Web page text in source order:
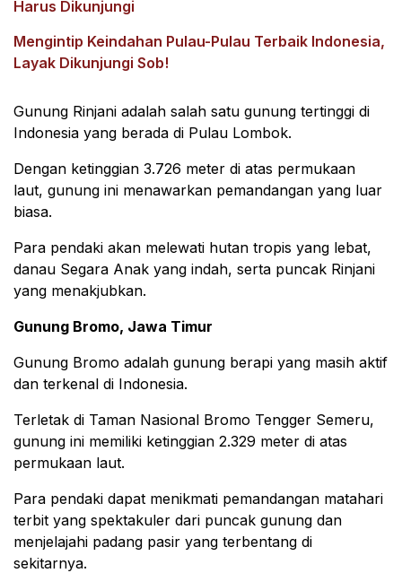
Harus Dikunjungi
Mengintip Keindahan Pulau-Pulau Terbaik Indonesia,
Layak Dikunjungi Sob!
Gunung Rinjani adalah salah satu gunung tertinggi di
Indonesia yang berada di Pulau Lombok.
Dengan ketinggian 3.726 meter di atas permukaan
laut, gunung ini menawarkan pemandangan yang luar
biasa.
Para pendaki akan melewati hutan tropis yang lebat,
danau Segara Anak yang indah, serta puncak Rinjani
yang menakjubkan.
Gunung Bromo, Jawa Timur
Gunung Bromo adalah gunung berapi yang masih aktif
dan terkenal di Indonesia.
Terletak di Taman Nasional Bromo Tengger Semeru,
gunung ini memiliki ketinggian 2.329 meter di atas
permukaan laut.
Para pendaki dapat menikmati pemandangan matahari
terbit yang spektakuler dari puncak gunung dan
menjelajahi padang pasir yang terbentang di
sekitarnya.